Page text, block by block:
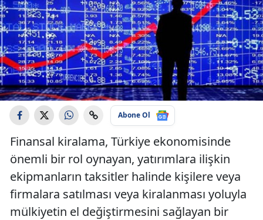
Abone Ol
Finansal kiralama, Türkiye ekonomisinde
önemli bir rol oynayan, yatırımlara ilişkin
ekipmanların taksitler halinde kişilere veya
firmalara satılması veya kiralanması yoluyla
mülkiyetin el değiştirmesini sağlayan bir